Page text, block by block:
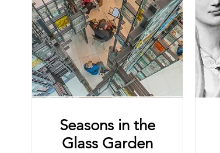
Seasons in the
Glass Garden